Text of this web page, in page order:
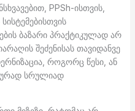
PPSh-ისთვის,
ბაზარი პრაქტიკულად არ
შეძენისას თავიდანვე
როგორც წესი, ან
სრულიად